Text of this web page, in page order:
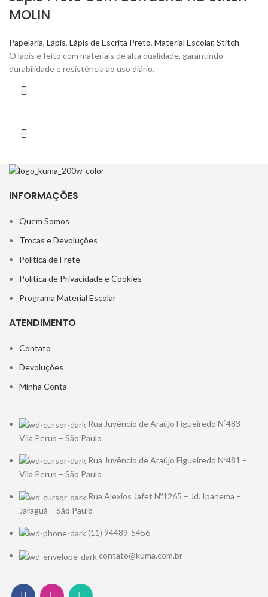
MOLIN
Papelaria, Lápis, Lápis de Escrita Preto, Material Escolar, Stitch
O lápis é feito com materiais de alta qualidade, garantindo
durabilidade e resistência ao uso diário.
INFORMAÇÕES
Quem Somos
Trocas e Devoluções
Política de Frete
Política de Privacidade e Cookies
Programa Material Escolar
ATENDIMENTO
Contato
Devoluções
Minha Conta
Rua Juvêncio de Araújo Figueiredo Nº483 –
Vila Perus – São Paulo
Rua Juvêncio de Araújo Figueiredo Nº481 –
Vila Perus – São Paulo
Rua Alexios Jafet Nº1265 – Jd. Ipanema –
Jaraguá – São Paulo
(11) 94489-5456
contato@kuma.com.br